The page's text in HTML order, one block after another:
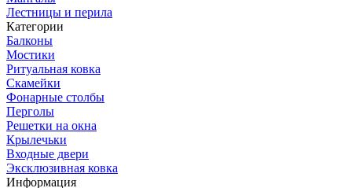
Лестницы и перила
Категории
Балконы
Мостики
Ритуальная ковка
Скамейки
Фонарные столбы
Перголы
Решетки на окна
Крылечьки
Входные двери
Эксклюзивная ковка
Информация